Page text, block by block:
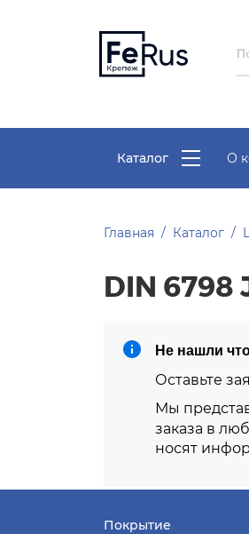
Каталог О
Главная Каталог
DIN 6798
Не нашли
Оставьте
Мы
заказа в
носят
Покрытие